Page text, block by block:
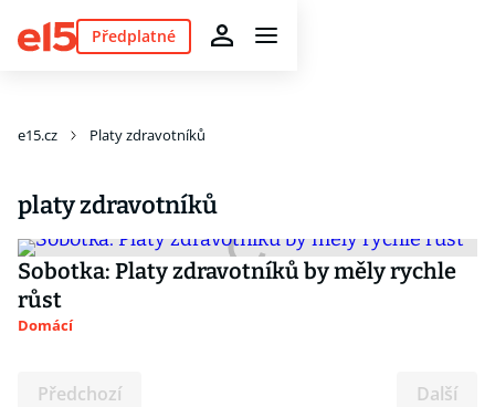
Předplatné
e15.cz Platy zdravotníků
platy zdravotníků
Sobotka: Platy zdravotníků by měly rychle
růst
Domácí
Předchozí Další